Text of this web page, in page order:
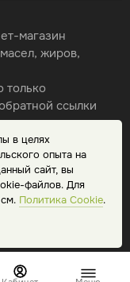
в целях
опыта на
сайт, вы
файлов. Для
Политика Cookie.
магазин
жиров,
только
ссылки